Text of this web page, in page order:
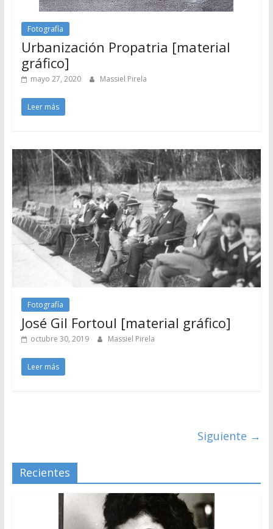
Fotografía
Urbanización Propatria [material
gráfico]
mayo 27, 2020 Massiel Pirela
Leer más
Fotografía
José Gil Fortoul [material gráfico]
octubre 30, 2019 Massiel Pirela
Leer más
Siguiente →
Recientes